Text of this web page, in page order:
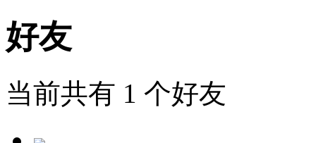
好友
当前共有 1 个好友